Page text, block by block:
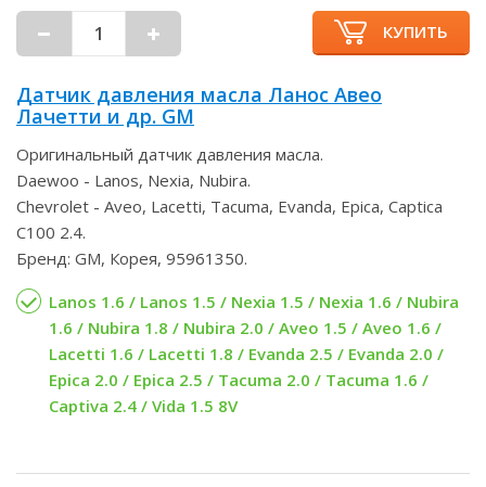
КУПИТЬ
Датчик давления масла Ланос Авео
Лачетти и др. GM
Оригинальный датчик давления масла.
Daewoo - Lanos, Nexia, Nubira.
Chevrolet - Aveo, Lacetti, Tacuma, Evanda, Epica, Captica
C100 2.4.
Бренд: GM, Корея, 95961350.
Lanos 1.6 / Lanos 1.5 / Nexia 1.5 / Nexia 1.6 / Nubira
1.6 / Nubira 1.8 / Nubira 2.0 / Aveo 1.5 / Aveo 1.6 /
Lacetti 1.6 / Lacetti 1.8 / Evanda 2.5 / Evanda 2.0 /
Epica 2.0 / Epica 2.5 / Tacuma 2.0 / Tacuma 1.6 /
Captiva 2.4 / Vida 1.5 8V